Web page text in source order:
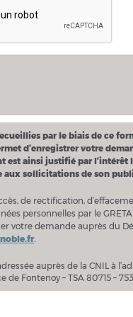
par le biais de ce
d’enregistrer votre
est ainsi justifié par
aux sollicitations de son
de rectification,
personnelles par le GRETA.
votre demande auprès du
.
auprès de la CNIL à
de Fontenoy – TSA 80715 –